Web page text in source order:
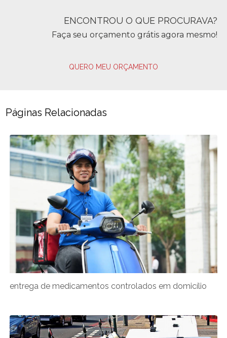
ENCONTROU O QUE PROCURAVA?
Faça seu orçamento grátis agora mesmo!
QUERO MEU ORÇAMENTO
Páginas Relacionadas
entrega de medicamentos controlados em domicílio